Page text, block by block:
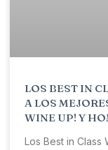
LOS BEST IN
A LOS
WINE UP! Y
Los Best in Class